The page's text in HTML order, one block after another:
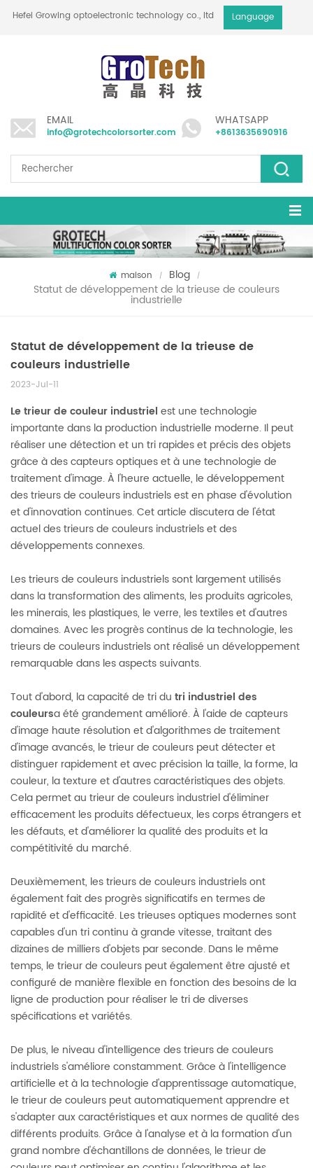
Hefei Growing optoelectronic technology co., ltd Language
EMAIL
info@grotechcolorsorter.com
WHATSAPP
+8613635690916
maison / Blog /
Statut de développement de la trieuse de couleurs
industrielle
Statut de développement de la trieuse de
couleurs industrielle
2023-Jul-11
Le trieur de couleur industriel est une technologie
importante dans la production industrielle moderne. Il peut
réaliser une détection et un tri rapides et précis des objets
grâce à des capteurs optiques et à une technologie de
traitement d'image. À l'heure actuelle, le développement
des trieurs de couleurs industriels est en phase d'évolution
et d'innovation continues. Cet article discutera de l'état
actuel des trieurs de couleurs industriels et des
développements connexes.
Les trieurs de couleurs industriels sont largement utilisés
dans la transformation des aliments, les produits agricoles,
les minerais, les plastiques, le verre, les textiles et d'autres
domaines. Avec les progrès continus de la technologie, les
trieurs de couleurs industriels ont réalisé un développement
remarquable dans les aspects suivants.
Tout d'abord, la capacité de tri du tri industriel des
couleursa été grandement amélioré. À l'aide de capteurs
d'image haute résolution et d'algorithmes de traitement
d'image avancés, le trieur de couleurs peut détecter et
distinguer rapidement et avec précision la taille, la forme, la
couleur, la texture et d'autres caractéristiques des objets.
Cela permet au trieur de couleurs industriel d'éliminer
efficacement les produits défectueux, les corps étrangers et
les défauts, et d'améliorer la qualité des produits et la
compétitivité du marché.
Deuxièmement, les trieurs de couleurs industriels ont
également fait des progrès significatifs en termes de
rapidité et d'efficacité. Les trieuses optiques modernes sont
capables d'un tri continu à grande vitesse, traitant des
dizaines de milliers d'objets par seconde. Dans le même
temps, le trieur de couleurs peut également être ajusté et
configuré de manière flexible en fonction des besoins de la
ligne de production pour réaliser le tri de diverses
spécifications et variétés.
De plus, le niveau d'intelligence des trieurs de couleurs
industriels s'améliore constamment. Grâce à l'intelligence
artificielle et à la technologie d'apprentissage automatique,
le trieur de couleurs peut automatiquement apprendre et
s'adapter aux caractéristiques et aux normes de qualité des
différents produits. Grâce à l'analyse et à la formation d'un
grand nombre d'échantillons de données, le trieur de